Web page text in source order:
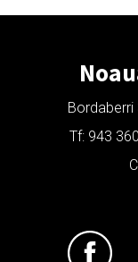
Bordaberri
Tf: 943